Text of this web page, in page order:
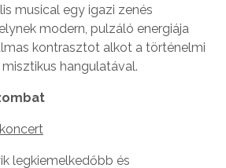
musical egy igazi zenés
modern, pulzáló energiája
kontrasztot alkot a történelmi
hangulatával.
legkiemelkedőbb és